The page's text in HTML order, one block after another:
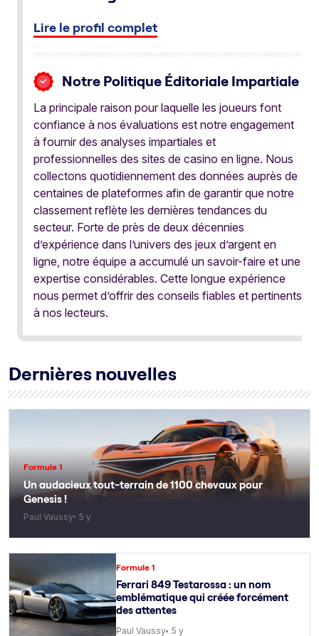
Lire le profil complet
Notre Politique Éditoriale Impartiale
La principale raison pour laquelle les joueurs font
confiance à nos évaluations est notre engagement
à fournir des analyses impartiales et
professionnelles des sites de casino en ligne. Nous
collectons quotidiennement des données auprès de
centaines de plateformes afin de garantir que notre
classement reflète les dernières tendances du
secteur. Forte de près de deux décennies
d’expérience dans l’univers des jeux d’argent en
ligne, notre équipe a accumulé un savoir-faire et une
expertise considérables. Cette longue expérience
nous permet d’offrir des conseils fiables et pertinents
à nos lecteurs.
Dernières nouvelles
Formule 1
Un audacieux tout-terrain de 1100 chevaux pour
Genesis !
Paul Vaussy 5 y
Formule 1
Ferrari 849 Testarossa : un nom
emblématique qui créée forcément
des attentes
Paul Vaussy 5 y